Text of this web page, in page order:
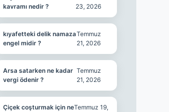
kavramı nedir ?
23, 2026
kıyafetteki delik namaza
engel midir ?
Temmuz
21, 2026
Arsa satarken ne kadar
vergi ödenir ?
Temmuz
21, 2026
Çiçek coşturmak için neTemmuz 19,